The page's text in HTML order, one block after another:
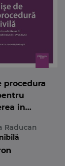
procedura
in
Editia a 5-a
Raducan